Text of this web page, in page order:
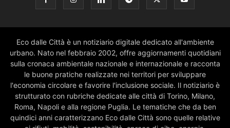
Eco dalle Città è un notiziario digitale dedicato all'ambiente
urbano. Nato nel febbraio 2002, offre aggiornamenti quotidiani
sulla cronaca ambientale nazionale e internazionale e racconta
le buone pratiche realizzate nei territori per sviluppare
l'economia circolare e favorire l'inclusione sociale. Il notiziario è
strutturato con rubriche dedicate alle città di Torino, Milano,
Roma, Napoli e alla regione Puglia. Le tematiche che da ben
quindici anni caratterizzano Eco dalle Città sono quelle relative